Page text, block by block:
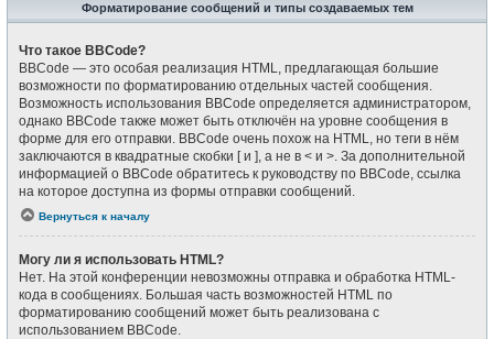
Форматирование сообщений и типы создаваемых тем
Что такое BBCode?
BBCode — это особая реализация HTML, предлагающая большие
возможности по форматированию отдельных частей сообщения.
Возможность использования BBCode определяется администратором,
однако BBCode также может быть отключён на уровне сообщения в
форме для его отправки. BBCode очень похож на HTML, но теги в нём
заключаются в квадратные скобки [ и ], а не в < и >. За дополнительной
информацией о BBCode обратитесь к руководству по BBCode, ссылка
на которое доступна из формы отправки сообщений.
Вернуться к началу
Могу ли я использовать HTML?
Нет. На этой конференции невозможны отправка и обработка HTML-
кода в сообщениях. Большая часть возможностей HTML по
форматированию сообщений может быть реализована с
использованием BBCode.